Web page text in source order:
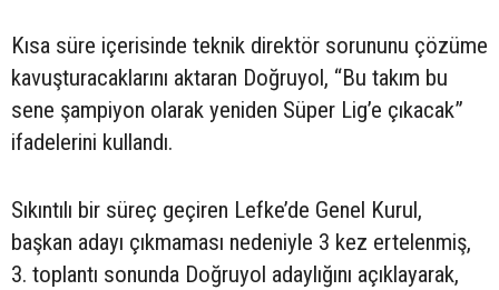
Kısa süre içerisinde teknik direktör sorununu çözüme
kavuşturacaklarını aktaran Doğruyol, “Bu takım bu
sene şampiyon olarak yeniden Süper Lig’e çıkacak”
ifadelerini kullandı.
Sıkıntılı bir süreç geçiren Lefke’de Genel Kurul,
başkan adayı çıkmaması nedeniyle 3 kez ertelenmiş,
3. toplantı sonunda Doğruyol adaylığını açıklayarak,